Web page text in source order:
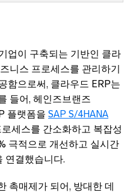
업이 구축되는 기반인 클라
니스 프로세스를 관리하기
함으로써, 클라우드 ERP는
들어, 헤인즈브랜즈
플랫폼을 SAP S/4HANA
세스를 간소화하고 복잡성
극적으로 개선하고 실시간
연결했습니다.
촉매제가 되어, 방대한 데